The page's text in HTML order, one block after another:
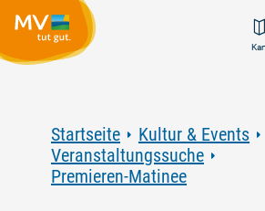
Inhalt
Footer
Startseite
Kultur & Events
Veranstaltungssuche
Premieren-Matinee